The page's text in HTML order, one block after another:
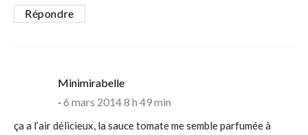
Répondre
Minimirabellesays:
6 mars 2014 8 h 49 min
ça a l’air délicieux, la sauce tomate me semble parfumée à